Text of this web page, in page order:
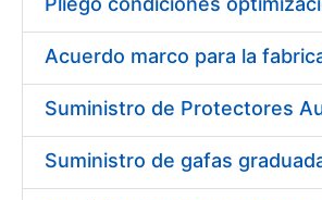
Mostrar/Ocultar